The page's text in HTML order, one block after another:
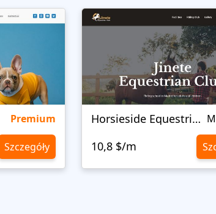
Premium
Szczegóły
Horsieside Equestrian
10,8 $/m